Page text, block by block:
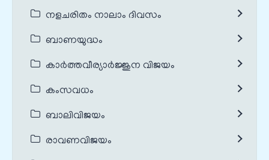
നളചരിതം നാലാം ദിവസം
ബാണയുദ്ധം
കാർത്തവീര്യാർജ്ജുന വിജയം
കംസവധം
ബാലിവിജയം
രാവണവിജയം